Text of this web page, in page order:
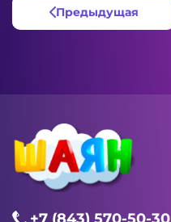
Предыдущая